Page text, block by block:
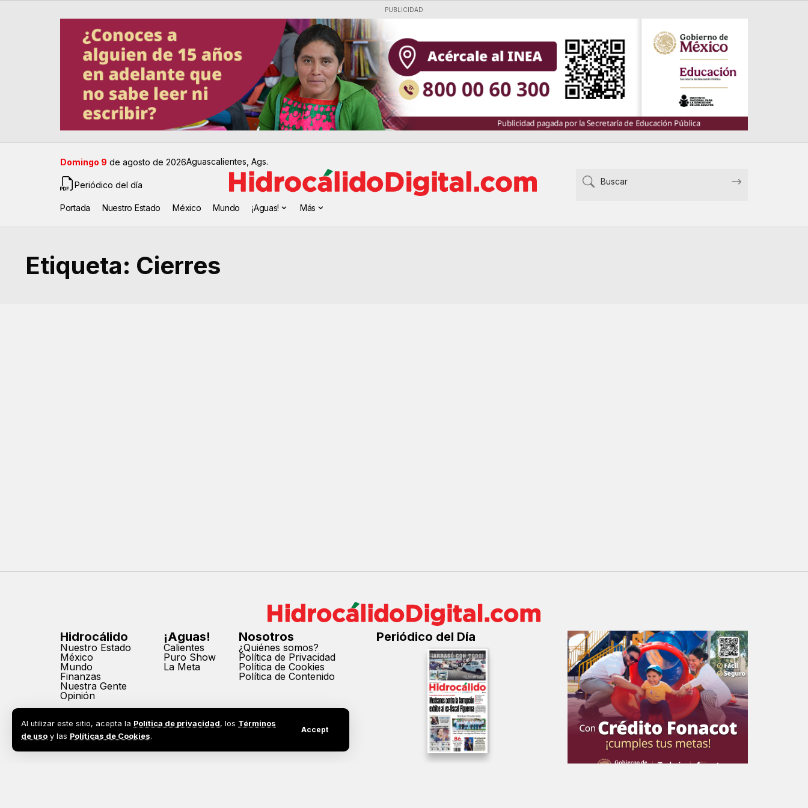
Al utilizar este sitio, acepta la Política de privacidad, los Términos
de uso y las Políticas de Cookies.
Accept
PUBLICIDAD
Domingo 9 de agosto de 2026Aguascalientes, Ags.
Periódico del día
Portada Nuestro Estado México Mundo ¡Aguas! Más
Etiqueta: Cierres
Hidrocálido
Nuestro Estado
México
Mundo
Finanzas
Nuestra Gente
Opinión
¡Aguas!
Calientes
Puro Show
La Meta
Nosotros
¿Quiénes somos?
Política de Privacidad
Política de Cookies
Política de Contenido
Periódico del Día